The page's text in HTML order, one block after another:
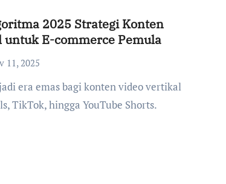
2025 Strategi Konten
untuk E-commerce Pemula
11, 2025
TikTok, hingga YouTube Shorts.